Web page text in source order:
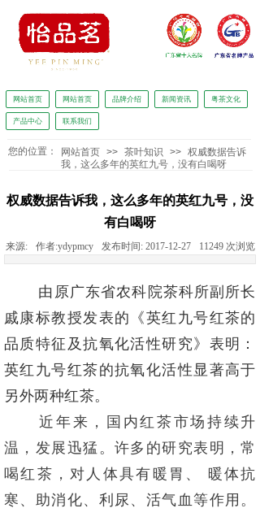
网站首页 网站首页 品牌介绍 新闻资讯 粤茶文化
产品中心 联系我们
您的位置： 网站首页 >> 茶叶知识 >> 权威数据告诉
我，这么多年的英红九号，没有白喝呀
权威数据告诉我，这么多年的英红九号，没
有白喝呀
来源: 作者:ydypmcy 发布时间: 2017-12-27 11249 次浏览
由原广东省农科院茶科所副所长
戚康标教授发表的《英红九号红茶的
品质特征及抗氧化活性研究》表明：
英红九号红茶的抗氧化活性显著高于
另外两种红茶。
近年来，国内红茶市场持续升
温，发展迅猛。许多的研究表明，常
喝红茶，对人体具有暖胃、 暖体抗
寒、 助消化、利尿、活气血等作用。